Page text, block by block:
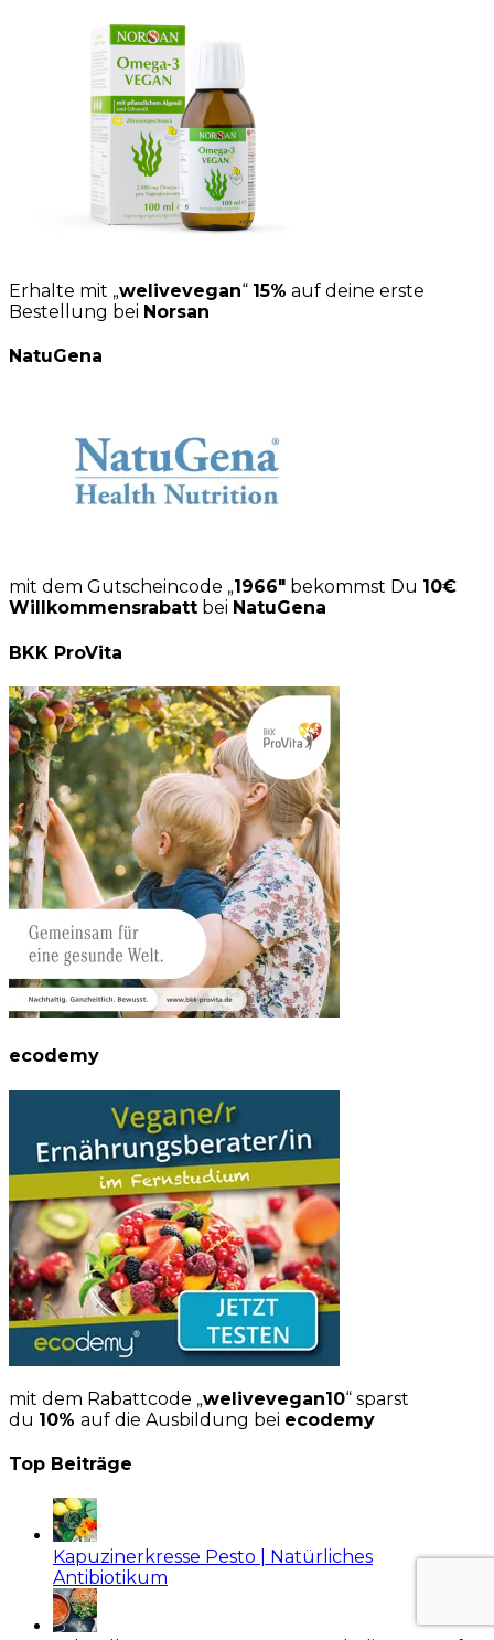
Erhalte mit „welivevegan“ 15% auf deine erste
Bestellung bei Norsan
NatuGena
mit dem Gutscheincode „1966″ bekommst Du 10€
Willkommensrabatt bei NatuGena
BKK ProVita
ecodemy
mit dem Rabattcode „welivevegan10“ sparst
du 10% auf die Ausbildung bei ecodemy
Top Beiträge
Kapuzinerkresse Pesto | Natürliches
Antibiotikum